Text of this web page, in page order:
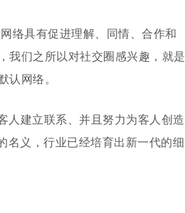
络具有促进理解、同情、合作和
我们之所以对社交圈感兴趣，就是
认网络。
人建立联系、并且努力为客人创造
名义，行业已经培育出新一代的细